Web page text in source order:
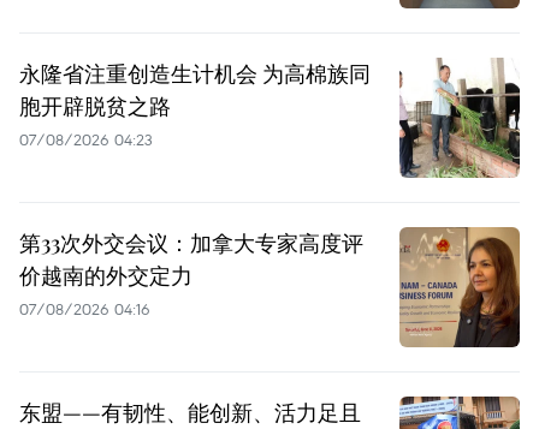
永隆省注重创造生计机会 为高棉族同
胞开辟脱贫之路
07/08/2026 04:23
第33次外交会议：加拿大专家高度评
价越南的外交定力
07/08/2026 04:16
东盟——有韧性、能创新、活力足且